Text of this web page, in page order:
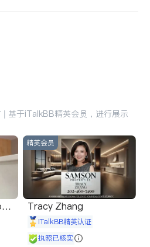
| 基于iTalkBB精英会员，进行展示
精英会员
Tracy Zhang
iTalkBB精英认证
执照已核实